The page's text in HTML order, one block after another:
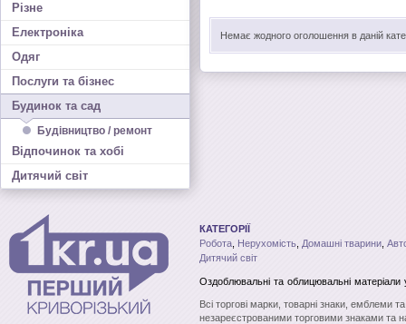
Різне
Електроніка
Одяг
Послуги та бізнес
Будинок та сад
Будівництво / ремонт
Відпочинок та хобі
Дитячий світ
Немає жодного оголошення в даній
КАТЕГОРІЇ
Робота Нерухомість Домашні тварини
Дитячий світ
Оздоблювальні та облицювальні матеріали
Всі торгові марки, товарні знаки, емблеми
незареєстрованими торговими знаками та